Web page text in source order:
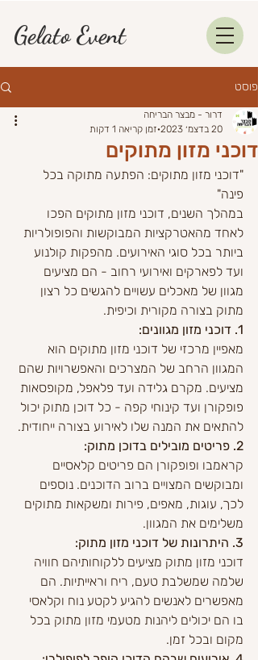
Gelato Event
פוסט
דוכני מזון מתוקים
דרור - מבצר הבריחה
20 בדצמ׳ 2023
זמן קריאה 1 דקות
"דוכני מזון מתוקים: הפתעה מתוקה בכל
פינה"
במהלך השנים, דוכני מזון מתוקים הפכו
לאחד מהאטרקציות המבוקשות והפופולריות
ביותר בכל סוגי האירועים. מהפקות קולנוע
ועד לפארקים ואירועי רחוב - הם מציעים
מגוון של מאכלים עשויים להגשים כל רצון
מתוק בצורה מקורית וכיפית.
1. דוכני מזון מגוונים:
מאפיין מרכזי של דוכני מזון מתוקים הוא
המגוון הרחב של המצרכים והאפשרויות שהם
מציעים. מקרם גלידה ועד פלאפל, מקופסאות
פופקורן ועד קינוחי קפה - כל דוכן מתוק יכול
להתאים את המנה שלו לאירוע בצורה ייחודית.
2. פריטים מובילים בדוכן מתוק:
קראמבו ופופקורן הם פריטים קלאסיים
ומבוקשים המצויים ברוב הדוכנים. נוספים
לכך, עוגות, מאפים, פירות ומשקאות מתוקים
משלימים את המגוון.
3. היתרונות של דוכני מזון מתוק:
דוכני מזון מתוק מציעים ללקוחותיהם חוויה
שלמה שמשלבת טעם, ריח וראייתיות. הם
מאפשרים לאנשים להגיע לקטע נוח וקלאסי
בו הם יכולים ליהנות מטעמי מזון מתוק בכל
מקום ובכל זמן.